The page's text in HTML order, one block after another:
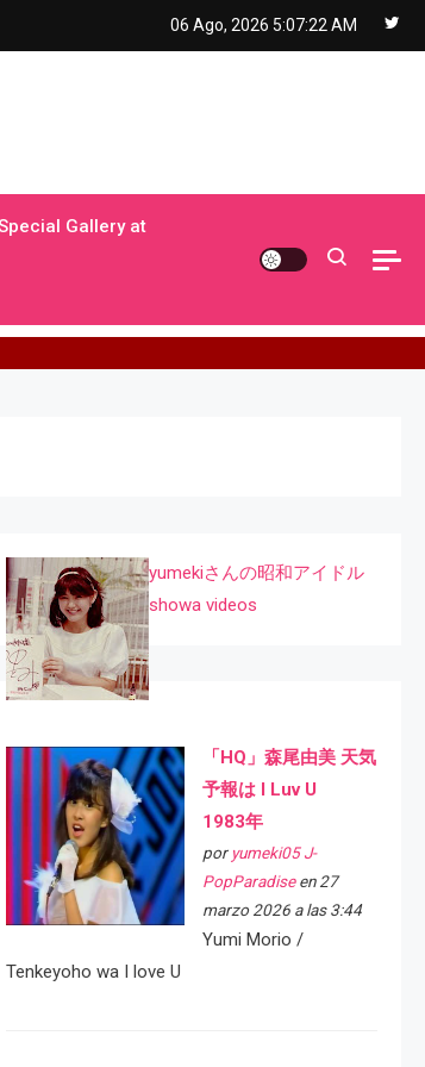
06 Ago, 2026 5:07:23 AM
Gallery at
yumekiさんの昭和アイドル
showa videos
「HQ」森尾由美 天気
予報は I Luv U
1983年
por yumeki05 J-
PopParadiseen 27
marzo 2026 a las 3:44
Yumi Morio /
Tenkeyoho wa I love U